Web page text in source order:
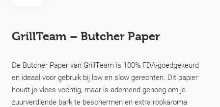
GrillTeam – Butcher Paper
De Butcher Paper van GrillTeam is 100% FDA-goedgekeurd
en ideaal voor gebruik bij low en slow gerechten. Dit papier
houdt je vlees vochtig, maar is ademend genoeg om je
zuurverdiende bark te beschermen en extra rookaroma